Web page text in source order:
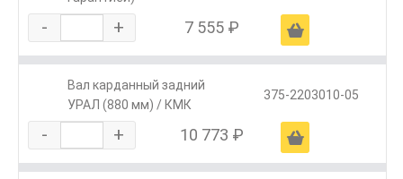
- + 7 555 ₽ Ä
Вал карданный задний
УРАЛ (880 мм) / КМК
375-2203010-05
- + 10 773 ₽ Ä